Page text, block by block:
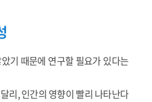
기 때문에 연구할 필요가 있다는
리, 인간의 영향이 빨리 나타난다